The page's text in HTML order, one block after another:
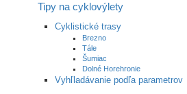
Tipy na cyklovýlety
Cyklistické trasy
Brezno
Tále
Šumiac
Dolné Horehronie
Vyhľladávanie podľa parametrov